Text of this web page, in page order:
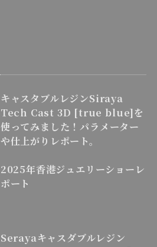
キャスタブルレジンSiraya
Tech Cast 3D [true blue]を
使ってみました！パラメーター
や仕上がりレポート。
2025年香港ジュエリーショーレ
ポート
Serayaキャスダブルレジン